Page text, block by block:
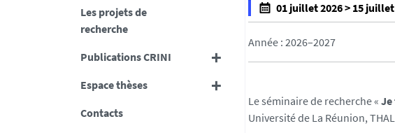
Les projets de
recherche
Publications CRINI
Espace thèses
Contacts
01 juillet 2026 > 15
f
a
f
a
Année : 2026–2027
Le séminaire de recherche « Je
Université de La Réunion,